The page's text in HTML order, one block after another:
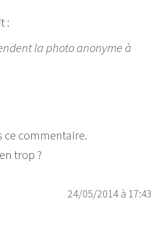
:
la photo anonyme à
ce commentaire.
trop ?
24/05/2014 à 17:43